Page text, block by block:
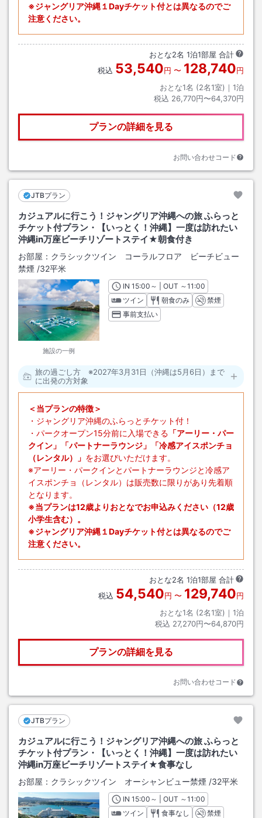
※ジャングリア沖縄１Dayチケット付とは異なるのでご
注意ください。
おとな2名 1泊1部屋 合計
税込 53,540円 〜 128,740円
おとな1名 (2名1室)｜ 1泊
税込 26,770円〜64,370円
プランの詳細を見る
お問い合わせコード
JTBプラン
カジュアルに行こう！ジャングリア沖縄への旅 ふらっと
チケット付プラン・【いっとく！沖縄】一度は訪れたい
沖縄in万座ビーチリゾートステイ★朝食付き
お部屋： クラシックツイン コーラルフロア ビーチビュー
禁煙 /32平米
施設の一例
INチェックイン
15:00 ～ | OUT チェックアウト
～11:00
ツイン
朝食のみ
禁煙
事前支払い
旅の過ごし方 ※2027年3月31日（沖縄は5月6日）まで
に出発の方対象
＜当プランの特徴＞
・ジャングリア沖縄のふらっとチケット付！
・パークオープン15分前に入場できる 「アーリー・パー
クイン」「パートナーラウンジ」「冷感アイスポンチョ
（レンタル）」 をお選びいただけます。
※アーリー・パークインとパートナーラウンジと冷感ア
イスポンチョ（レンタル）は販売数に限りがあり先着順
となります。
※当プランは12歳よりおとなでお申込みください（12歳
小学生含む）。
※ジャングリア沖縄１Dayチケット付とは異なるのでご
注意ください。
おとな2名 1泊1部屋 合計
税込 54,540円 〜 129,740円
おとな1名 (2名1室)｜ 1泊
税込 27,270円〜64,870円
プランの詳細を見る
お問い合わせコード
JTBプラン
カジュアルに行こう！ジャングリア沖縄への旅 ふらっと
チケット付プラン・【いっとく！沖縄】一度は訪れたい
沖縄in万座ビーチリゾートステイ★食事なし
お部屋： クラシックツイン オーシャンビュー禁煙 /32平米
INチェックイン
15:00 ～ | OUT チェックアウト
～11:00
ツイン
食事なし
禁煙